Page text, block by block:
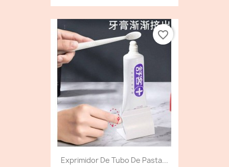
Exprimidor De Tubo De Pasta...
favorite_border